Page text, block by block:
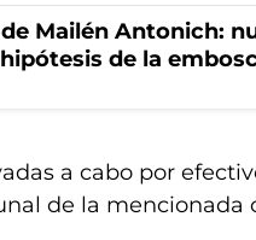
Mailén Antonich:
de la
a cabo por
de la